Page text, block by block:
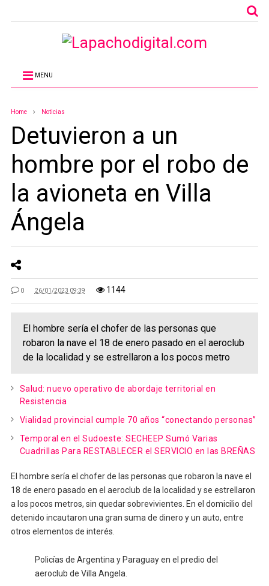
MENU
Home Noticias
Detuvieron a un
hombre por el robo de
la avioneta en Villa
Ángela
0 26/01/2023 09:39 1144
El hombre sería el chofer de las personas que
robaron la nave el 18 de enero pasado en el aeroclub
de la localidad y se estrellaron a los pocos metro
Salud: nuevo operativo de abordaje territorial en
Resistencia
Vialidad provincial cumple 70 años “conectando personas”
Temporal en el Sudoeste: SECHEEP Sumó Varias
Cuadrillas Para RESTABLECER el SERVICIO en las BREÑAS
El hombre sería el chofer de las personas que robaron la nave el
18 de enero pasado en el aeroclub de la localidad y se estrellaron
a los pocos metros, sin quedar sobrevivientes. En el domicilio del
detenido incautaron una gran suma de dinero y un auto, entre
otros elementos de interés.
Policías de Argentina y Paraguay en el predio del
aeroclub de Villa Angela.